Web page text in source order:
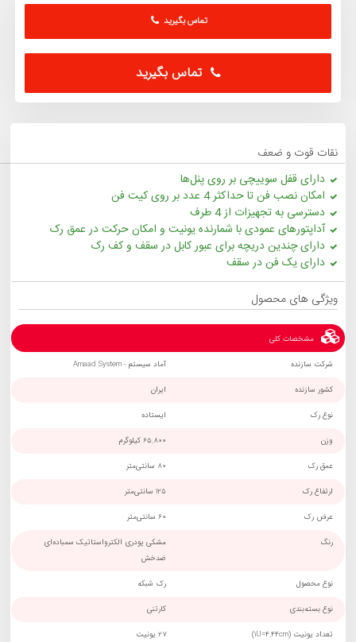
تماس بگیرید
تماس بگیرید
نقات قوت و ضعف
دارای قفل سوییچی بر روی پنل‌ها
امکان نصب فن تا حداکثر 4 عدد بر روی کیت فن
دسترسی به تجهیزات از 4 طرف
آداپتورهای عمودی با شمارنده یونیت و امکان حرکت در عمق رک
دارای چندین دریچه برای عبور کابل در سقف و کف رک
دارای یک فن در سقف
ویژگی های محصول
مشخصات کلی
شرکت سازنده آماد سیستم - Amaad System
کشور سازنده ایران
نوع رک ایستاده
وزن 65.800 کیلوگرم
عمق رک 80 سانتی‌متر
ارتفاع رک 125 سانتی‌متر
عرض رک 60 سانتی‌متر
رنگ
مشکی پودری الکترواستاتیک سمباده‌ای
ضدخش
نوع محصول رک شبکه
نوع بسته‌بندی کارتنی
تعداد یونیت (1U=4.44cm) 27 یونیت